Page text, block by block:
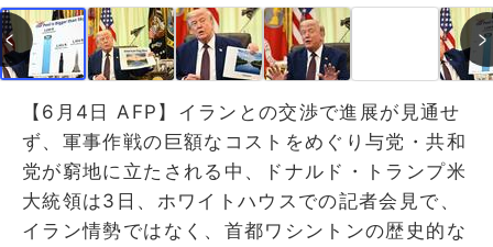
【6月4日 AFP】イランとの交渉で進展が見通せ
ず、軍事作戦の巨額なコストをめぐり与党・共和
党が窮地に立たされる中、ドナルド・トランプ米
大統領は3日、ホワイトハウスでの記者会見で、
イラン情勢ではなく、首都ワシントンの歴史的な